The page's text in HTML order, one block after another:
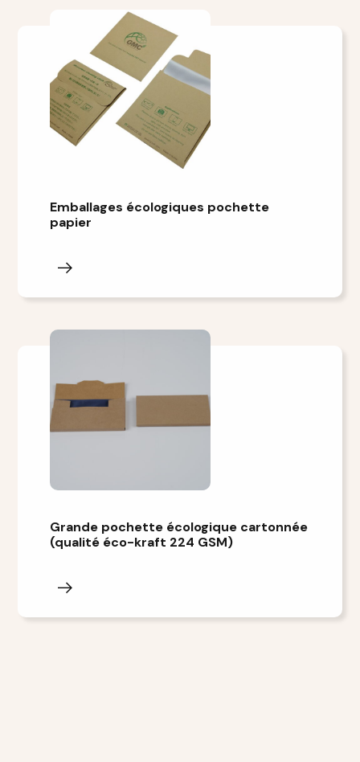
Emballages écologiques pochette
papier
Grande pochette écologique cartonnée
(qualité éco-kraft 224 GSM)